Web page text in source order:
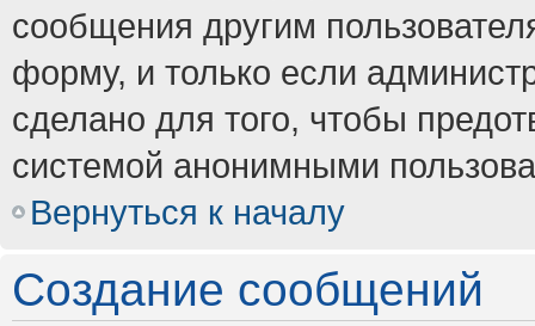
сообщения другим
форму, и только если
сделано для того, чтобы
системой анонимными
Вернуться к началу
Создание сообщений